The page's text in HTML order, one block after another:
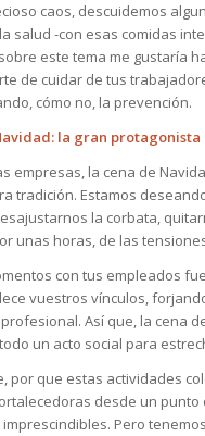
caos, descuidemos
salud -con esas comidas
este tema me gustaría
de cuidar de tus
cómo no, la prevención.
la gran protagonista
empresas, la cena de
tradición. Estamos
la corbata,
unas horas, de las
con tus empleados
vuestros vínculos,
Así que, la cena
un acto social para
por que estas actividades
desde un punto
Pero